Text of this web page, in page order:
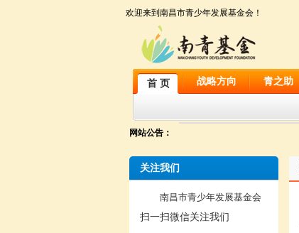
欢迎来到南昌市青少年发展基金会！
首 页 战略方向 青之助
网站公告：
关注我们
南昌市青少年发展基金会
扫一扫微信关注我们